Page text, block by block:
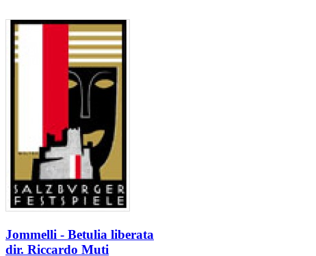
Jommelli - Betulia liberata
dir. Riccardo Muti